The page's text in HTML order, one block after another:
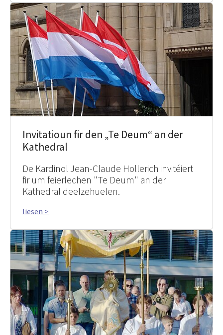
Invitatioun fir den „Te Deum“ an der
Kathedral
De Kardinol Jean-Claude Hollerich invitéiert
fir um feierlechen "Te Deum" an der
Kathedral deelzehuelen.
liesen >